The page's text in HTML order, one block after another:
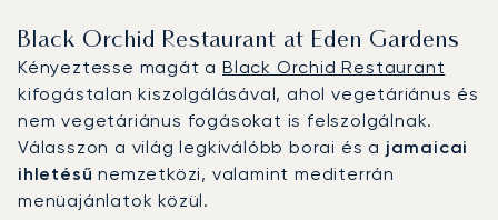
Black Orchid Restaurant at Eden Gardens
Kényeztesse magát aBlack Orchid Restaurant
kifogástalan kiszolgálásával, ahol vegetáriánus és
nem vegetáriánus fogásokat is felszolgálnak.
Válasszon a világ legkiválóbb borai és a jamaicai
ihletésű nemzetközi, valamint mediterrán
menüajánlatok közül.